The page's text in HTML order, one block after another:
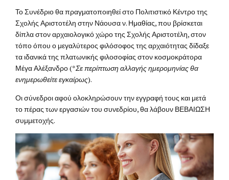
Το Συνέδριο θα πραγματοποιηθεί στο Πολιτιστικό Κέντρο της
Σχολής Αριστοτέλη στην Νάουσα ν. Ημαθίας, που βρίσκεται
δίπλα στον αρχαιολογικό χώρο της Σχολής Αριστοτέλη, στον
τόπο όπου ο μεγαλύτερος φιλόσοφος της αρχαιότητας δίδαξε
τα ιδανικά της πλατωνικής φιλοσοφίας στον κοσμοκράτορα
Μέγα Αλέξανδρο (*Σε περίπτωση αλλαγής ημερομηνίας θα
ενημερωθείτε εγκαίρως).
Οι σύνεδροι αφού ολοκληρώσουν την εγγραφή τους και μετά
το πέρας των εργασιών του συνεδρίου, θα λάβουν ΒΕΒΑΙΩΣΗ
συμμετοχής.